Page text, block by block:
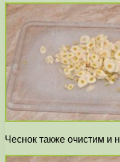
Чеснок также очистим и